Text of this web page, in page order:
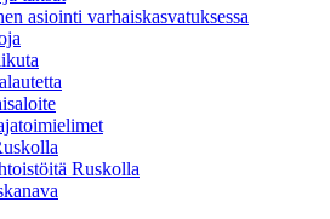
asiointi varhaiskasvatuksessa
Ruskolla